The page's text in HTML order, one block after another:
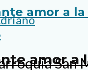
amor a
San